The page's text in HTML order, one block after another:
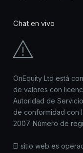
Chat en vivo
OnEquity Ltd está
de valores con
Autoridad de
de conformidad con
2007. Número de
El sitio web es